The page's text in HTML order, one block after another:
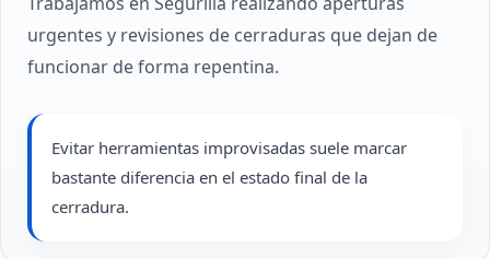
urgentes y revisiones de cerraduras que dejan de
funcionar de forma repentina.
Evitar herramientas improvisadas suele marcar
bastante diferencia en el estado final de la
cerradura.